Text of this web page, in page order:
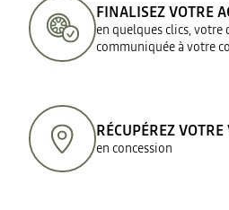
FINALISEZ VOTRE
en quelques clics, votre
communiquée à votre
RÉCUPÉREZ
en concession